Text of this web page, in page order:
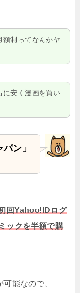
額制ってなんかヤ
に安く漫画を買い
ン」
回Yahoo!IDログ
ックを半額で購
能なので、